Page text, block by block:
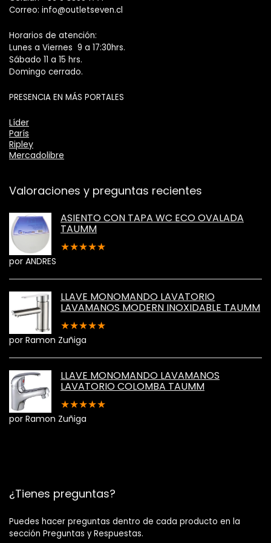
Correo: info@outletseven.cl
Horarios de atención:
Lunes a Viernes 9 a 17:30hrs.
Sábado 11 a 15 hrs.
Domingo cerrado.
PRESENCIA EN MÁS PORTALES
Líder
París
Ripley
Mercadolibre
Valoraciones y preguntas recientes
ASIENTO CON TAPA WC ECO OVALADA
TAUMM
★★★★★
por ANDRES
LLAVE MONOMANDO LAVATORIO
LAVAMANOS MODERN INOXIDABLE TAUMM
★★★★★
por Ramon Zuñiga
LLAVE MONOMANDO LAVAMANOS
LAVATORIO COLOMBA TAUMM
★★★★★
por Ramon Zuñiga
¿Tienes preguntas?
Puedes hacer preguntas dentro de cada producto en la
sección Preguntas y Respuestas.